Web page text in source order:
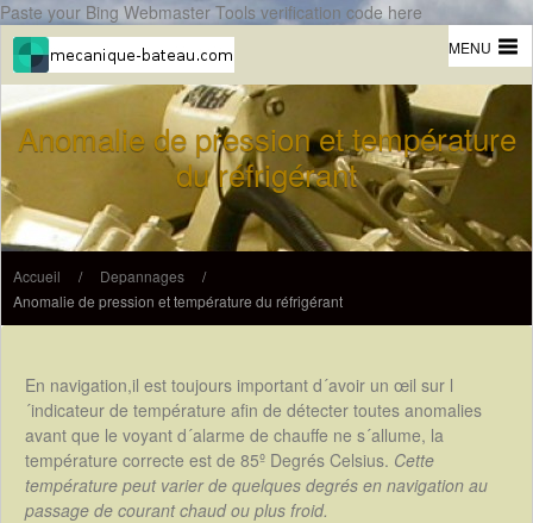
Paste your Bing Webmaster Tools verification code here
MENU
Anomalie de pression et température
du réfrigérant
Accueil / Depannages
/
Anomalie de pression et température du réfrigérant
En navigation,il est toujours important d´avoir un œil sur l
´indicateur de température afin de détecter toutes anomalies
avant que le voyant d´alarme de chauffe ne s´allume, la
température correcte est de 85º Degrés Celsius. Cette
température peut varier de quelques degrés en navigation au
passage de courant chaud ou plus froid.